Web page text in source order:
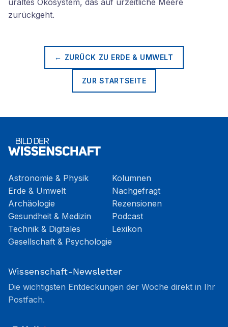
uraltes Ökosystem, das auf urzeitliche Meere
zurückgeht.
← ZURÜCK ZU ERDE & UMWELT
ZUR STARTSEITE
Astronomie & Physik
Erde & Umwelt
Archäologie
Gesundheit & Medizin
Technik & Digitales
Gesellschaft & Psychologie
Kolumnen
Nachgefragt
Rezensionen
Podcast
Lexikon
Wissenschaft-Newsletter
Die wichtigsten Entdeckungen der Woche direkt in Ihr
Postfach.